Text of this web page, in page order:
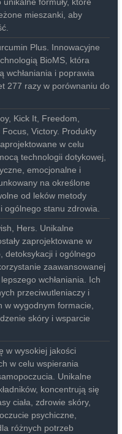
formuły, które
mieszanki, aby
Plus. Innowacyjne
BioMS, która
wchłaniania i poprawia
277 razy w porównaniu do
Kick It, Freedom,
Victory. Produkty
w celu
technologii dotykowej,
emocjonalne i
na określone
od leków metody
ogólnego stanu zdrowia.
Hers. Unikalne
zaprojektowane w
detoksykacji i ogólnego
zaawansowanej
wchłaniania. Ich
przeciwutleniaczy i
w wygodnym formacie,
skóry i wsparcie
w wysokiej jakości
w celu wspierania
Unikalne
koncentrują się
ciała, zdrowie skóry,
psychiczne,
różnych potrzeb